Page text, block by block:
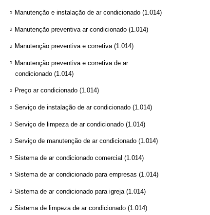
Manutenção e instalação de ar condicionado (1.014)
Manutenção preventiva ar condicionado (1.014)
Manutenção preventiva e corretiva(1.014)
Manutenção preventiva e corretiva de ar
condicionado (1.014)
Preço ar condicionado (1.014)
Serviço de instalação de ar condicionado (1.014)
Serviço de limpeza de ar condicionado (1.014)
Serviço de manutenção de ar condicionado (1.014)
Sistema de ar condicionado comercial (1.014)
Sistema de ar condicionado para empresas (1.014)
Sistema de ar condicionado para igreja (1.014)
Sistema de limpeza de ar condicionado (1.014)